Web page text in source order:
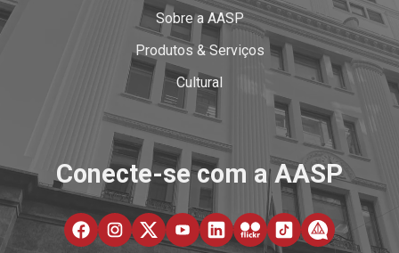
Sobre a AASP
Produtos & Serviços
Cultural
Conecte-se com a AASP